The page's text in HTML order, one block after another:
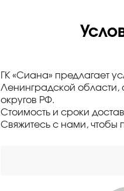
ГК «Сиана» предлагает
Ленинградской области,
округов РФ.
Стоимость и сроки
Свяжитесь с нами,